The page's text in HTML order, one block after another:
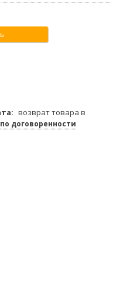
возврат товара в
по договоренности